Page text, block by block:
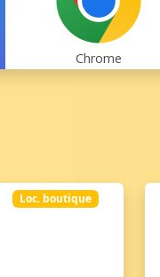
Loc. boutique